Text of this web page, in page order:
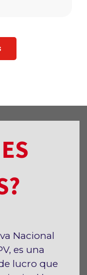
Nacional
es una
lucro que